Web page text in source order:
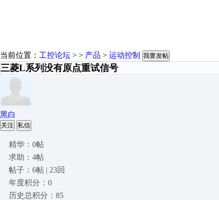
当前位置： 工控论坛 > > 产品 > 运动控制 我要发帖
三菱L系列没有原点重试信号
黑白
关注 私信
精华：0帖
求助：4帖
帖子：6帖 | 23回
年度积分：0
历史总积分：85